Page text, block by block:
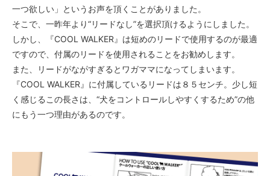
一つ欲しい」というお声を頂くことがありました。
そこで、一昨年より“リードなし”を選択頂けるようにしました。
しかし、『COOL WALKER』は短めのリードで使用するのが最適
ですので、付属のリードを使用されることをお勧めします。
また、リードがながすぎるとワガママになってしまいます。
『COOL WALKER』に付属しているリードは８５センチ。少し短
く感じるこの長さは、“犬をコントロールしやすくするため”の他
にもう一つ理由があるのです。